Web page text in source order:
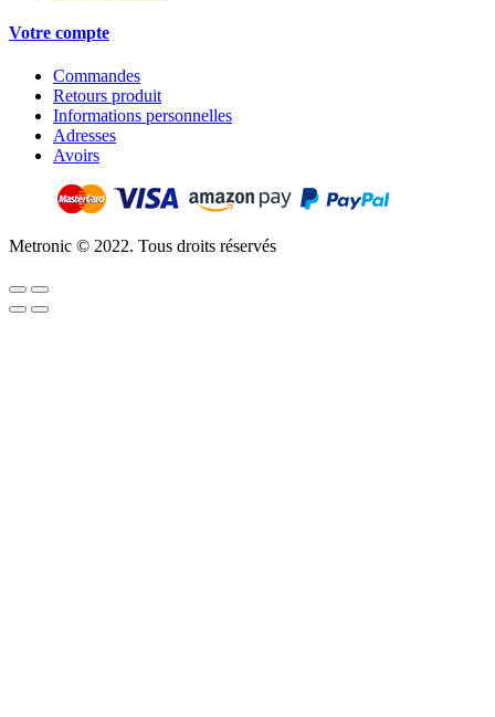
Votre compte
Commandes
Retours produit
Informations personnelles
Adresses
Avoirs
Metronic © 2022. Tous droits réservés